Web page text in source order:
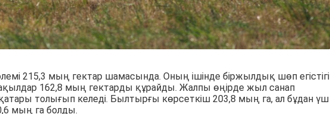
215,3 мың гектар шамасында. Оның ішінде біржылдық шөп егістігі
162,8 мың гектарды құрайды. Жалпы өңірде жыл санап
толығып келеді. Былтырғы көрсеткіш 203,8 мың га, ал бұдан үш
мың га болды.